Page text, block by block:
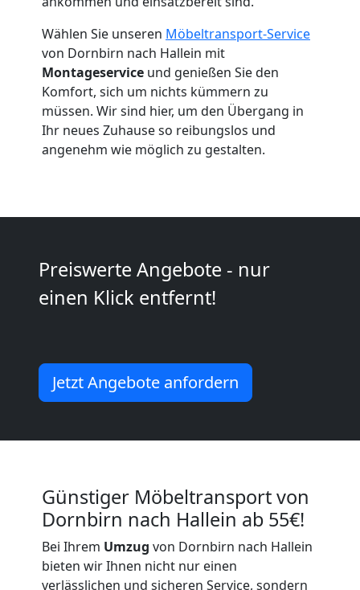
Wählen Sie unseren Möbeltransport-Service
von Dornbirn nach Hallein mit
Montageservice und genießen Sie den
Komfort, sich um nichts kümmern zu
müssen. Wir sind hier, um den Übergang in
Ihr neues Zuhause so reibungslos und
angenehm wie möglich zu gestalten.
Preiswerte Angebote - nur
einen Klick entfernt!
Jetzt Angebote anfordern
Günstiger Möbeltransport von
Dornbirn nach Hallein ab 55€!
Bei Ihrem Umzug von Dornbirn nach Hallein
bieten wir Ihnen nicht nur einen
verlässlichen und sicheren Service, sondern
Dornbirn
Umzug
Mann
+
LKW
Dornbirn
Kunsttransport
Dornbirn
Dornbirn